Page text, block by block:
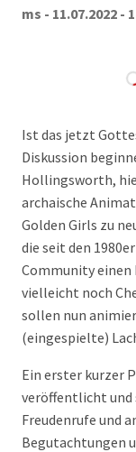
ms - 11.07.2022 -
Ist das jetzt
Diskussion
Hollingsworth,
archaische
Golden Girls zu
die seit den
Community
vielleicht noch
sollen nun
(eingespielte)
Ein erster kurzer
veröffentlicht
Freudenrufe und
Begutachtungen